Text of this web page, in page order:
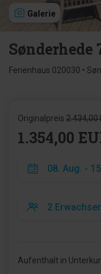
Galerie
Sønderhede
Ferienhaus 020030 •
Originalpreis 2.434,00
1.354,00
Aufenthalt in